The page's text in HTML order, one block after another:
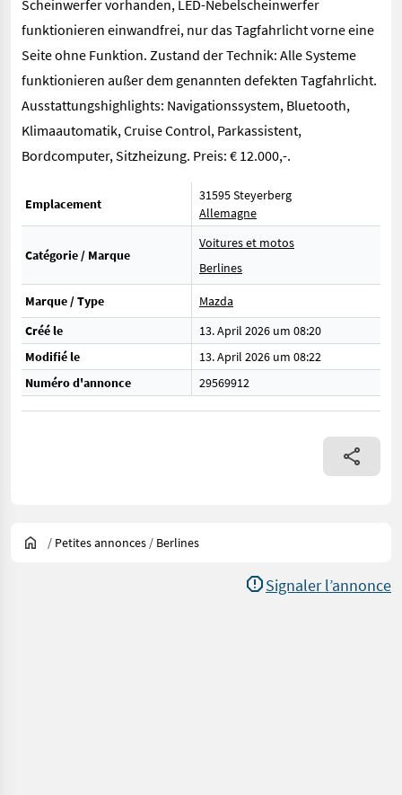
Scheinwerfer vorhanden, LED-Nebelscheinwerfer
funktionieren einwandfrei, nur das Tagfahrlicht vorne eine
Seite ohne Funktion. Zustand der Technik: Alle Systeme
funktionieren außer dem genannten defekten Tagfahrlicht.
Ausstattungshighlights: Navigationssystem, Bluetooth,
Klimaautomatik, Cruise Control, Parkassistent,
Bordcomputer, Sitzheizung. Preis: € 12.000,-.
Emplacement
31595 Steyerberg
Allemagne
Catégorie / Marque
Voitures et motos
Berlines
Marque / Type
Mazda
Créé le
13. April 2026 um 08:20
Modifié le
13. April 2026 um 08:22
Numéro d'annonce
29569912
/ Petites annonces / Berlines
Signaler l’annonce